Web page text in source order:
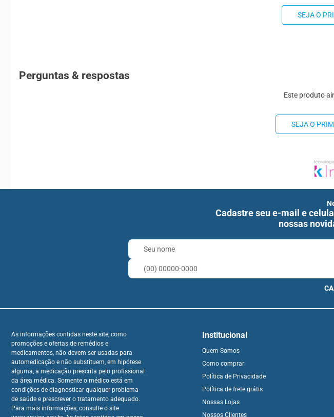
SEJA O
Perguntas & respostas
Este produto
SEJA O
Cadastre seu e-mail e
nossas
As informações contidas neste site, como
promoções e ofertas de remédios e
medicamentos, não devem ser usadas para
automedicação e não substituem, em hipótese
alguma, a medicação prescrita pelo profissional
da área médica. Somente o médico está em
condições de diagnosticar qualquer problema
de saúde e prescrever o tratamento adequado.
Para mais informações, consulte o site
Institucional
Quem Somos
Como comprar
Política de Privacidade
Política de frete grátis
Nossas Lojas
Nossos Clientes